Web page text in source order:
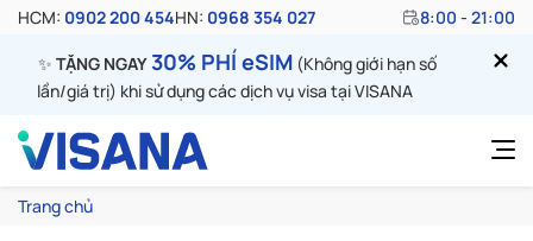
HCM: 0902 200 454HN: 0968 354 027 8:00 - 21:00
✨ TẶNG NGAY30% PHÍ eSIM (Không giới hạn số
lần/giá trị) khi sử dụng các dịch vụ visa tại VISANA
Trang chủ